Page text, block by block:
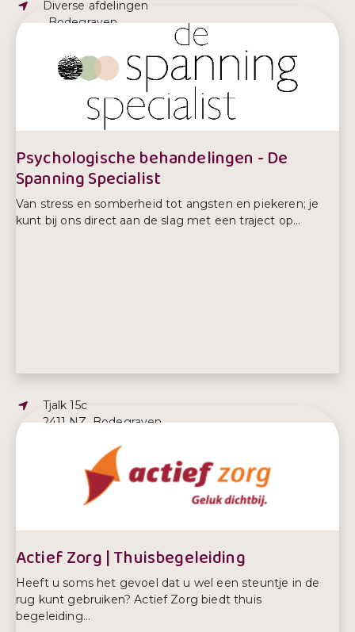
Adres:
Diverse afdelingen
, Bodegraven
Psychologische behandelingen - De
Spanning Specialist
Van stress en somberheid tot angsten en piekeren; je
kunt bij ons direct aan de slag met een traject op...
Adres:
Tjalk 15c
2411 NZ, Bodegraven
E-mailadres:
info@despanningspecialist.nl
Telefoonnummer:
06 81463317
Actief Zorg | Thuisbegeleiding
Heeft u soms het gevoel dat u wel een steuntje in de
rug kunt gebruiken? Actief Zorg biedt thuis
begeleiding...